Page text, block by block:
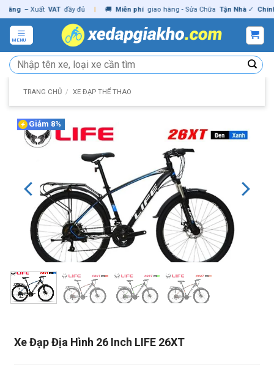
Skip
to
content
– Xuất VAT đầy đủ | 🚚 Miễn phí giao hàng - Sửa Chữa Tận Nhà ✓ Chính
MENU
Tìm
kiếm:
TRANG CHỦ / XE ĐẠP THỂ THAO
Xe Đạp Địa Hình 26 Inch LIFE 26XT
Giảm 8%